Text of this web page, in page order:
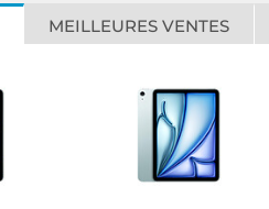
MEILLEURES VENTES